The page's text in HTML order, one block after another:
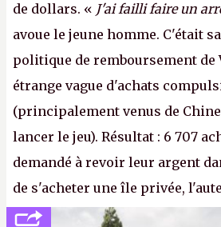
de dollars. « J'ai failli faire un
avoue le jeune homme. C'était
politique de remboursement de
étrange vague d'achats
(principalement venus de
lancer le jeu). Résultat : 6 707
demandé à revoir leur argent
de s'acheter une île privée,
peine 2 000 dollars en poche.